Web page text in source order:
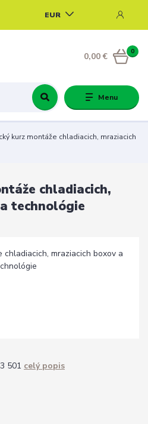
Menu
EUR
0
0,00 €
kurz montáže chladiacich, mraziacich
chladiacich,
technológie
501 celý popis